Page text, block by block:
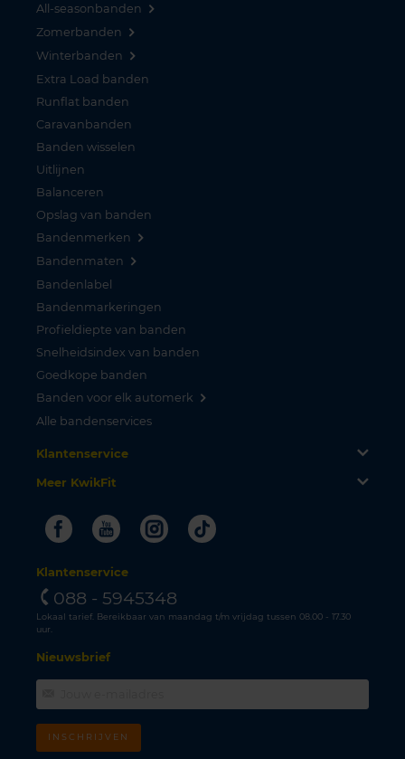
All-seasonbanden
Zomerbanden
Winterbanden
Extra Load banden
Runflat banden
Caravanbanden
Banden wisselen
Uitlijnen
Balanceren
Opslag van banden
Bandenmerken
Bandenmaten
Bandenlabel
Bandenmarkeringen
Profieldiepte van banden
Snelheidsindex van banden
Goedkope banden
Banden voor elk automerk
Alle bandenservices
Klantenservice
Meer KwikFit
FacebookYoutubeInstagram
Tiktok
Klantenservice
088 - 5945348
Lokaal tarief. Bereikbaar van maandag t/m vrijdag tussen 08.00 - 17.30
uur.
Nieuwsbrief
INSCHRIJVEN